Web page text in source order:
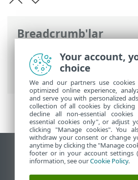
Breadcrumb'lar
ESET Online Yardım>ESET
Security >Ayarlar'da
yönetme
> Microsoft 365
Masaüstü sitesini görüntüle
End of Life
Your account,
choice
We and our partners use
optimized online experience,
and serve you with personalized
collection of all cookies by clicking
decline all non-essential
essential cookies only", or adjust
clicking "Manage cookies". You
withdraw your consent or change
anytime by clicking the "Manage
footer or in your account settings
information, see ourCookie Policy.